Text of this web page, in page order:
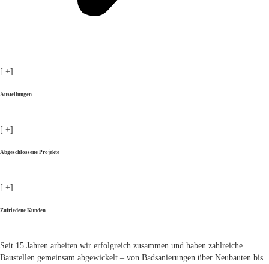
[ +]
Austellungen
[ +]
Abgeschlossene Projekte
[ +]
Zufriedene Kunden
Seit 15 Jahren arbeiten wir erfolgreich zusammen und haben zahlreiche
Baustellen gemeinsam abgewickelt – von Badsanierungen über Neubauten bis